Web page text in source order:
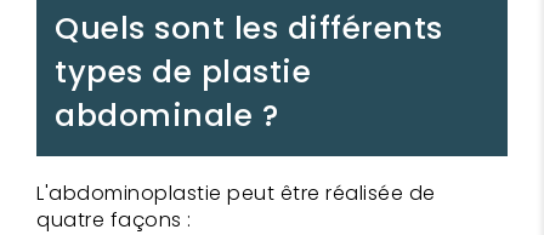
Quels sont les différents
types de plastie
abdominale ?
L'abdominoplastie peut être réalisée de
quatre façons :